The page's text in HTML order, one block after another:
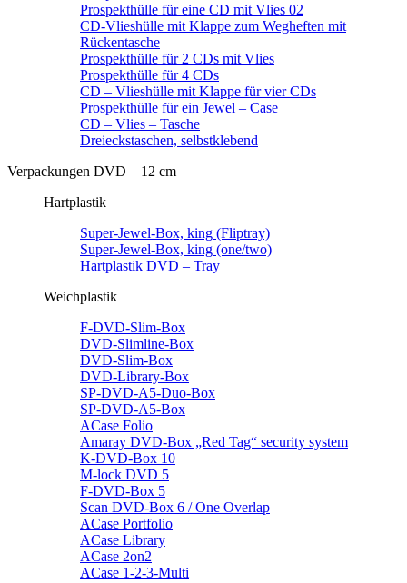
Prospekthülle für eine CD mit Vlies 02
CD-Vlieshülle mit Klappe zum Wegheften mit
Rückentasche
Prospekthülle für 2 CDs mit Vlies
Prospekthülle für 4 CDs
CD – Vlieshülle mit Klappe für vier CDs
Prospekthülle für ein Jewel – Case
CD – Vlies – Tasche
Dreieckstaschen, selbstklebend
Verpackungen DVD – 12 cm
Hartplastik
Super-Jewel-Box, king (Fliptray)
Super-Jewel-Box, king (one/two)
Hartplastik DVD – Tray
Weichplastik
F-DVD-Slim-Box
DVD-Slimline-Box
DVD-Slim-Box
DVD-Library-Box
SP-DVD-A5-Duo-Box
SP-DVD-A5-Box
ACase Folio
Amaray DVD-Box „Red Tag“ security system
K-DVD-Box 10
M-lock DVD 5
F-DVD-Box 5
Scan DVD-Box 6 / One Overlap
ACase Portfolio
ACase Library
ACase 2on2
ACase 1-2-3-Multi